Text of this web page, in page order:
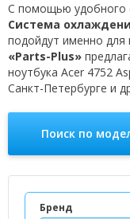
С помощью удобного
Система
подойдут именно
«Parts-Plus»
ноутбука Acer 4752
Санкт-Петербурге и
Поиск по
Бренд